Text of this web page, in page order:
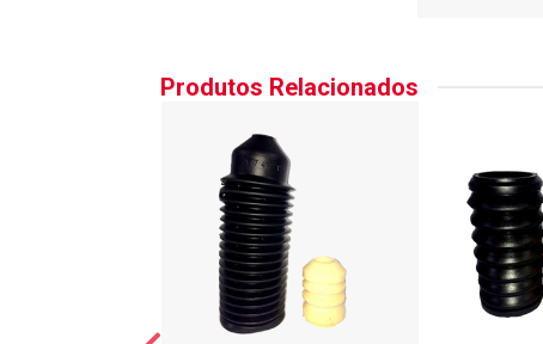
Produtos Relacionados